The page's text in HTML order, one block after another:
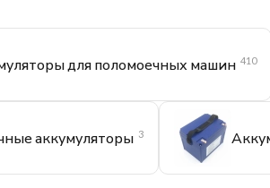
для поломоечных машин 410
аккумуляторы 3